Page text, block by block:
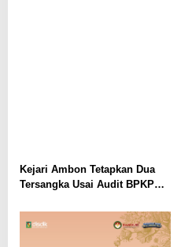
Kejari Ambon Tetapkan Dua
Tersangka Usai Audit BPKP
Rp18,97 Miliar di PT Dok
Waiame